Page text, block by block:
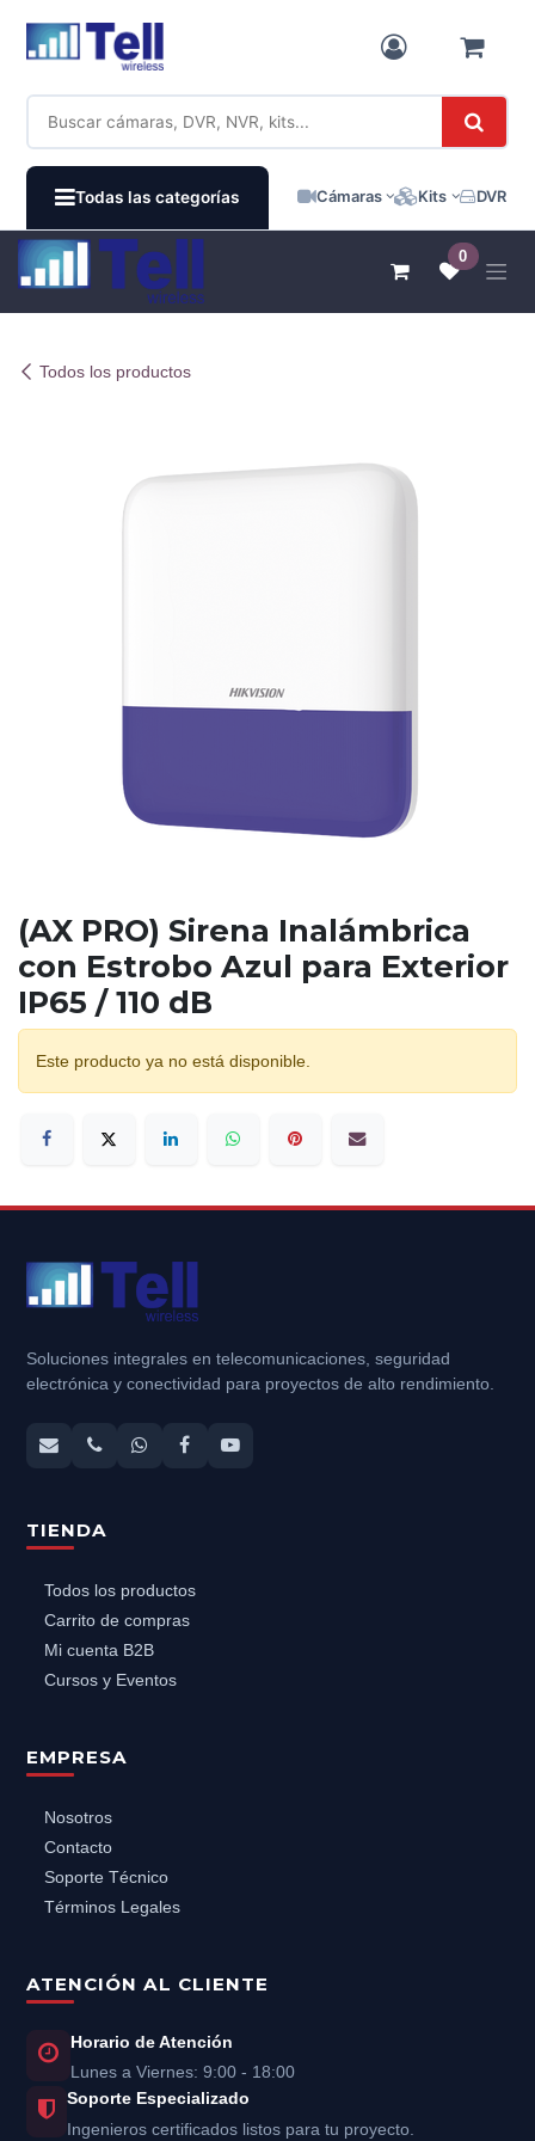
Todas las categorías Cámaras Kits DVR /
0
Todos los productos
(AX PRO) Sirena Inalámbrica
con Estrobo Azul para Exterior
IP65 / 110 dB
Este producto ya no está disponible.
Soluciones integrales en telecomunicaciones, seguridad
electrónica y conectividad para proyectos de alto rendimiento.
TIENDA
Todos los productos
Carrito de compras
Mi cuenta B2B
Cursos y Eventos
EMPRESA
Nosotros
Contacto
Soporte Técnico
Términos Legales
ATENCIÓN AL CLIENTE
Horario de Atención
Lunes a Viernes: 9:00 - 18:00
Soporte Especializado
Ingenieros certificados listos para tu proyecto.